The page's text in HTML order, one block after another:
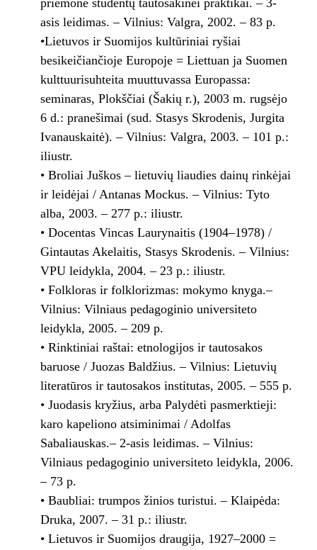
priemonė studentų tautosakinei praktikai. – 3-
asis leidimas. – Vilnius: Valgra, 2002. – 83 p.
•Lietuvos ir Suomijos kultūriniai ryšiai
besikeičiančioje Europoje = Liettuan ja Suomen
kulttuurisuhteita muuttuvassa Europassa:
seminaras, Plokščiai (Šakių r.), 2003 m. rugsėjo
6 d.: pranešimai (sud. Stasys Skrodenis, Jurgita
Ivanauskaitė). – Vilnius: Valgra, 2003. – 101 p.:
iliustr.
• Broliai Juškos – lietuvių liaudies dainų rinkėjai
ir leidėjai / Antanas Mockus. – Vilnius: Tyto
alba, 2003. – 277 p.: iliustr.
• Docentas Vincas Laurynaitis (1904–1978) /
Gintautas Akelaitis, Stasys Skrodenis. – Vilnius:
VPU leidykla, 2004. – 23 p.: iliustr.
• Folkloras ir folklorizmas: mokymo knyga.–
Vilnius: Vilniaus pedagoginio universiteto
leidykla, 2005. – 209 p.
• Rinktiniai raštai: etnologijos ir tautosakos
baruose / Juozas Baldžius. – Vilnius: Lietuvių
literatūros ir tautosakos institutas, 2005. – 555 p.
• Juodasis kryžius, arba Palydėti pasmerktieji:
karo kapeliono atsiminimai / Adolfas
Sabaliauskas.– 2-asis leidimas. – Vilnius:
Vilniaus pedagoginio universiteto leidykla, 2006.
– 73 p.
• Baubliai: trumpos žinios turistui. – Klaipėda:
Druka, 2007. – 31 p.: iliustr.
• Lietuvos ir Suomijos draugija, 1927–2000 =